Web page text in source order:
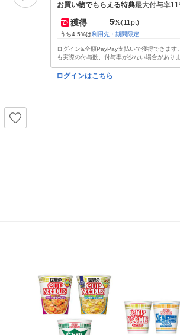
お買い物でもらえる特典最大付与率
獲得 5%(11pt)
うち4.5%は利用先・期間限定
ログイン&全額PayPay支払いで獲得できま
も実際の付与数、付与率が少ない場合があり
ログインはこちら